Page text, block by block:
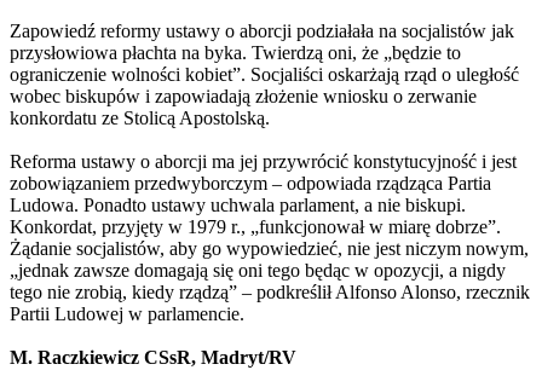
Zapowiedź reformy ustawy o aborcji podziałała na socjalistów jak
przysłowiowa płachta na byka. Twierdzą oni, że „będzie to
ograniczenie wolności kobiet”. Socjaliści oskarżają rząd o uległość
wobec biskupów i zapowiadają złożenie wniosku o zerwanie
konkordatu ze Stolicą Apostolską.
Reforma ustawy o aborcji ma jej przywrócić konstytucyjność i jest
zobowiązaniem przedwyborczym – odpowiada rządząca Partia
Ludowa. Ponadto ustawy uchwala parlament, a nie biskupi.
Konkordat, przyjęty w 1979 r., „funkcjonował w miarę dobrze”.
Żądanie socjalistów, aby go wypowiedzieć, nie jest niczym nowym,
„jednak zawsze domagają się oni tego będąc w opozycji, a nigdy
tego nie zrobią, kiedy rządzą” – podkreślił Alfonso Alonso, rzecznik
Partii Ludowej w parlamencie.
M. Raczkiewicz CSsR, Madryt/RV